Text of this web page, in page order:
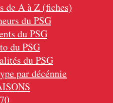
de A à Z (fiches)
du PSG
du PSG
du PSG
du PSG
par décénnie